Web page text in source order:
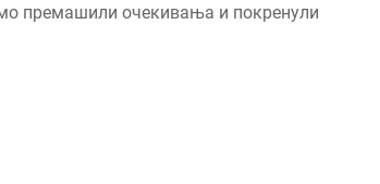
премашили очекивања и покренули